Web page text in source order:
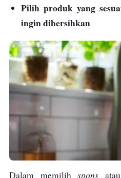
Pilih produk yang
ingin dibersihkan
Dalam memilihspons